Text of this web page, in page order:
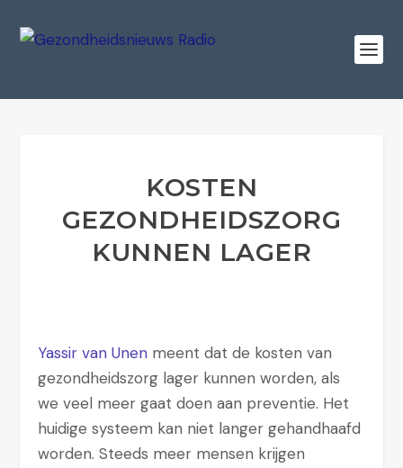
KOSTEN
GEZONDHEIDSZORG
KUNNEN LAGER
Yassir van Unen meent dat de kosten van
gezondheidszorg lager kunnen worden, als
we veel meer gaat doen aan preventie. Het
huidige systeem kan niet langer gehandhaafd
worden. Steeds meer mensen krijgen